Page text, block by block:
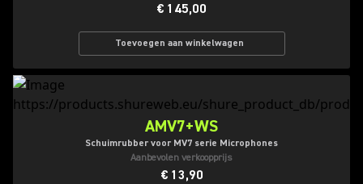
€ 145,00
Toevoegen aan winkelwagen
AMV7+WS
Schuimrubber voor MV7 serie Microphones
Aanbevolen verkoopprijs
€ 13,90